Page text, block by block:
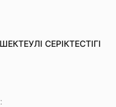
СЕРІКТЕСТІГІ